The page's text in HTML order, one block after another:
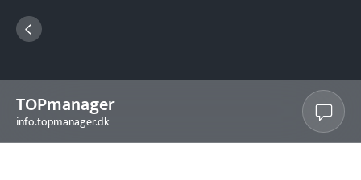
TOPmanager
info.topmanager.dk